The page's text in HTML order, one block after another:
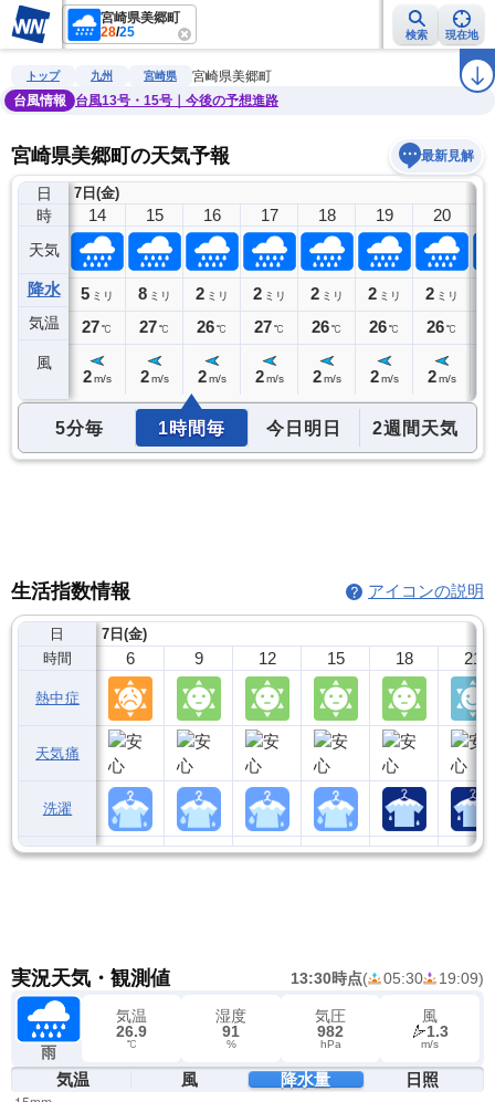
宮崎県美郷町
28/25 検索 現在地
雨雲レーダー 台風情報 地震情報 ラ
トップ 九州 宮崎県
宮崎県美郷町
台風情報
台風13号・15号｜今後の予想進路
宮崎県美郷町の天気予報 最新見解
日
時
天気
降水
気温
風
7日(金)
13
6ミリ
27℃
14
5 ミリ
27℃
2 m/s
15
8 ミリ
27℃
2 m/s
16
2 ミリ
26℃
2 m/s
17
2 ミリ
27℃
2 m/s
18
2 ミリ
26℃
2 m/s
19
2 ミリ
26℃
2 m/s
20
2 ミリ
26℃
2 m/s
5分毎 1時間毎 今日明日 2週間天気
生活指数情報 アイコンの説明
日
時間
熱中症
天気痛
洗濯
7日(金)
6 9 12 15 18 21
実況天気・観測値 13:30時点( 05:30 19:09)
雨
気温
26.9
℃
湿度
91
%
気圧
982
hPa
風
1.3
m/s
気温 風 降水量 日照